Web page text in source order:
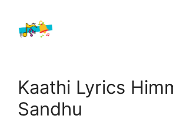
content
Kaathi Lyrics
Sandhu